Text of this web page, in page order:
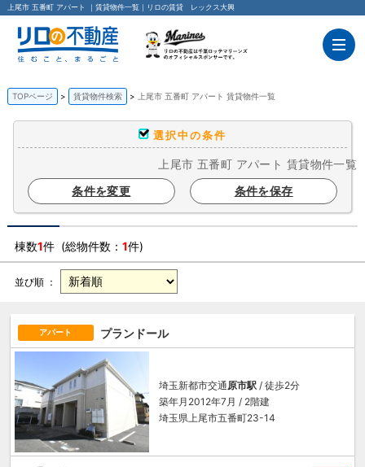
上尾市 五番町 アパート ｜賃貸物件一覧｜リロの賃貸 レックス大興
TOPページ 賃貸物件検索 上尾市 五番町 アパート 賃貸物件一覧
選択中の条件
上尾市 五番町 アパート 賃貸物件一覧
条件を変更
条件を保存
棟数1件 (総物件数： 1件)
並び順 ：
アパート プランドール
埼玉新都市交通原市駅 / 徒歩2分
築年月2012年7月 / 2階建
埼玉県上尾市五番町23-14